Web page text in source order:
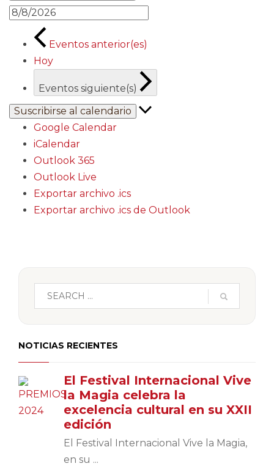
Eventos anterior(es)
Hoy
Eventos siguiente(s)
Suscribirse al calendario
Google Calendar
iCalendar
Outlook 365
Outlook Live
Exportar archivo .ics
Exportar archivo .ics de Outlook
NOTICIAS RECIENTES
El Festival Internacional Vive
la Magia celebra la
excelencia cultural en su XXII
edición
El Festival Internacional Vive la Magia,
en su ...